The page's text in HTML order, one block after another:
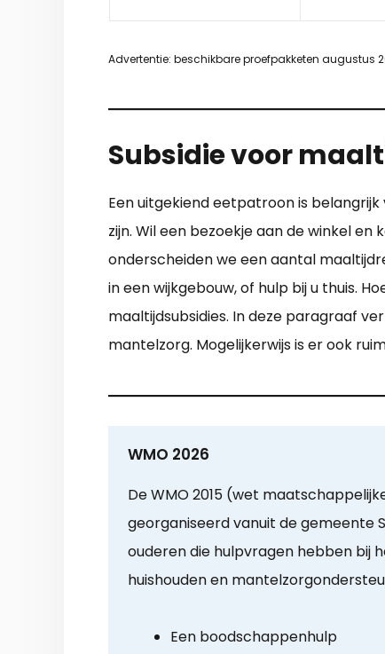
Advertentie: beschikbare proefpakketen augustus
Subsidie voor
Een uitgekiend eetpatroon is
zijn. Wil een bezoekje aan de winkel
onderscheiden we een aantal
in een wijkgebouw, of hulp bij u thuis.
maaltijdsubsidies. In deze paragraaf
mantelzorg. Mogelijkerwijs is er ook
WMO 2026
De WMO 2015 (wet
georganiseerd vanuit de gemeente
ouderen die hulpvragen hebben bij
huishouden en
Een boodschappenhulp